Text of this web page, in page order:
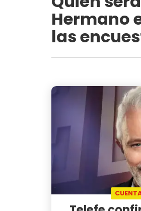
Hermano
las